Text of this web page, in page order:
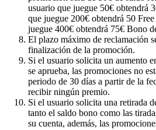
usuario que juegue 50€ obtendrá
que juegue 200€ obtendrá 50
juegue 400€ obtendrá 75€ Bono
El plazo máximo de reclamación
finalización de la promoción.
Si el usuario solicita un aumento
se aprueba, las promociones no
periodo de 30 días a partir de la
recibir ningún premio.
Si el usuario solicita una retirada
tanto el saldo bono como las
su cuenta, además, las